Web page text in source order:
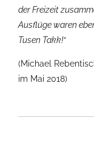
der Freizeit
Ausflüge waren
Tusen Takk!“
(Michael
im Mai 2018)